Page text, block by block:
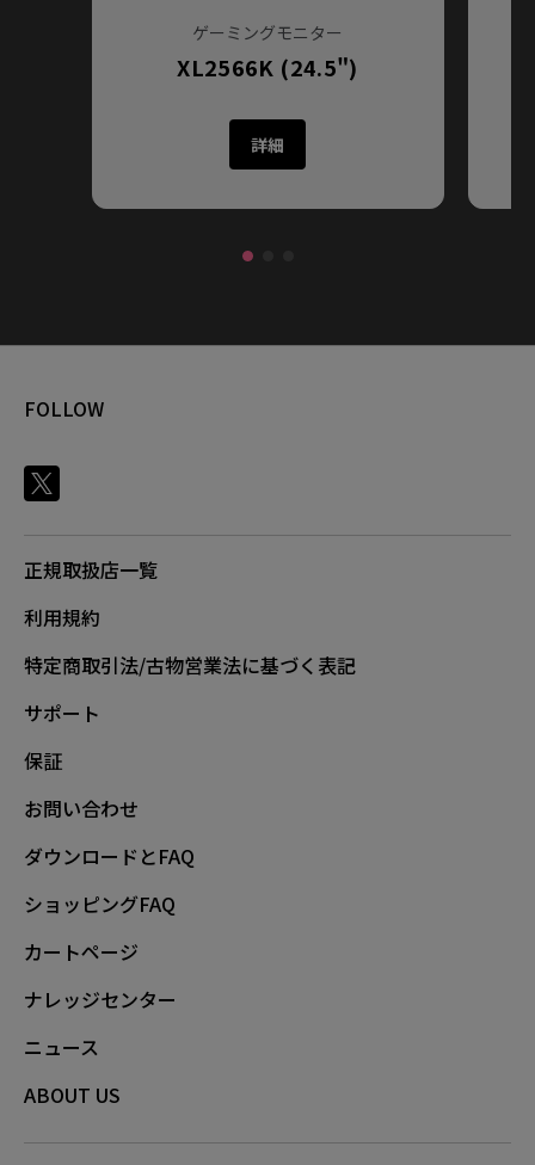
ゲーミングモニター
XL2566K (24.5")
詳細
FOLLOW
正規取扱店一覧
利用規約
特定商取引法/古物営業法に基づく表記
サポート
保証
お問い合わせ
ダウンロードとFAQ
ショッピングFAQ
カートページ
ナレッジセンター
ニュース
ABOUT US